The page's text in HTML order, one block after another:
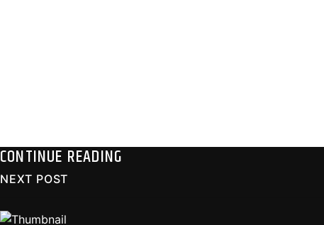
CONTINUE READING
NEXT POST